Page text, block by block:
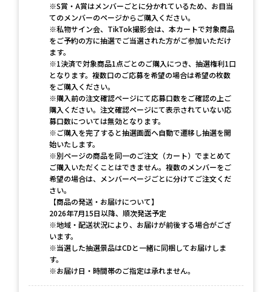
※S賞・A賞はメンバーごとに分かれているため、お目当
てのメンバーのページからご購入ください。
※私物サイン会、TikTok撮影会は、本カートで対象商品
をご予約の方に抽選でご当選された方がご参加いただけ
ます。
※1決済で対象商品1点ごとのご購入につき、抽選権利1口
となります。複数口のご応募を希望の場合は希望の枚数
をご購入ください。
※購入前の注文確認ページにて応募口数をご確認の上ご
購入ください。注文確認ページにて表示されていない応
募口数については無効となります。
※ご購入を完了すると抽選画面へ自動で遷移し抽選を開
始いたします。
※別ページの商品を同一のご注文（カート）でまとめて
ご購入いただくことはできません。複数のメンバーをご
希望の場合は、メンバーページごとに分けてご注文くだ
さい。
【商品の発送・お届けについて】
2026年7月15日以降、順次発送予定
※地域・配送状況により、お届けが前後する場合がござ
います。
※当選した抽選景品はCDと一緒に同梱してお届けしま
す。
※お届け日・時間帯のご指定は承れません。